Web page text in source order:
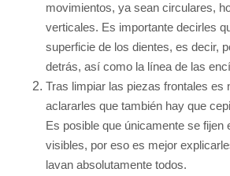
movimientos, ya sean circulares,
verticales. Es importante decirles
superficie de los dientes, es decir,
detrás, así como la línea de las
Tras limpiar las piezas frontales es
aclararles que también hay que
Es posible que únicamente se fijen
visibles, por eso es mejor
lavan absolutamente todos.